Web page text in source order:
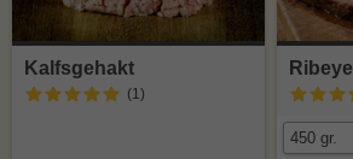
Kalfsgehakt
(1)
Ribeye